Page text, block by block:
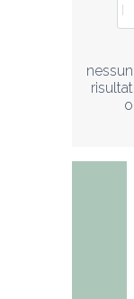
nessun
risultat
o